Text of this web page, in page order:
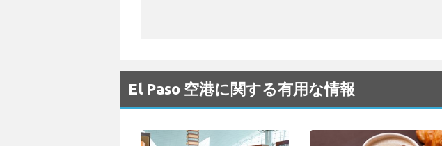
El Paso 空港に関する有用な情報